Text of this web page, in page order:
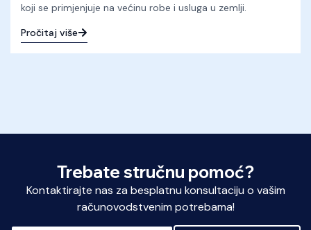
koji se primjenjuje na većinu robe i usluga u zemlji.
Pročitaj više
Trebate stručnu pomoć?
Kontaktirajte nas za besplatnu konsultaciju o vašim
računovodstvenim potrebama!